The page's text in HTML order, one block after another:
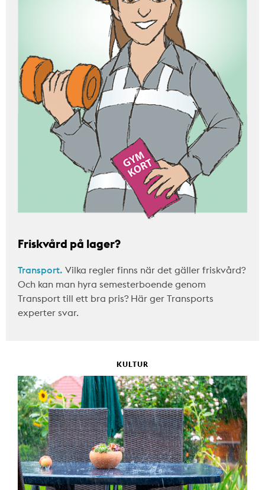
Friskvård på lager?
Transport. Vilka regler finns när det gäller friskvård?
Och kan man hyra semesterboende genom
Transport till ett bra pris? Här ger Transports
experter svar.
KULTUR